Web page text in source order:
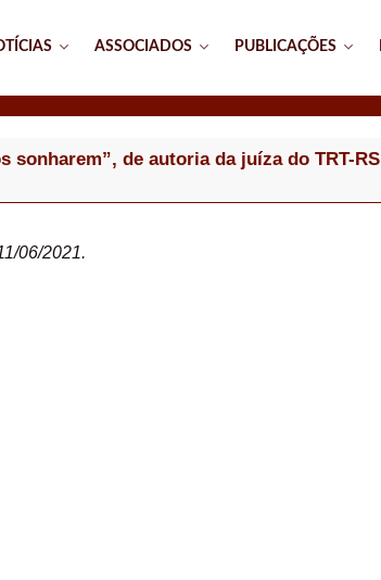
ASSOCIADOS PUBLICAÇÕES
de autoria da juíza do TRT-RS
06/2021.